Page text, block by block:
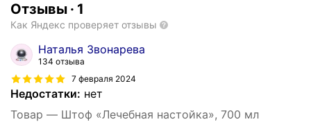
Отзывы · 1
Как Яндекс проверяет отзывы
Наталья Звонарева
134 отзыва
7 февраля 2024
Недостатки: нет
Товар — Штоф «Лечебная настойка», 700 мл